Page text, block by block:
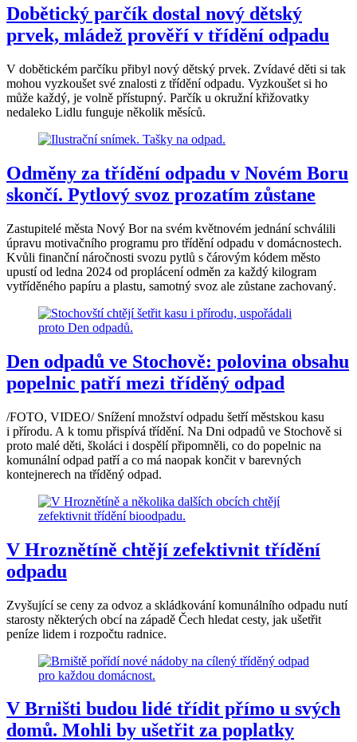
Dobětický parčík dostal nový dětský
prvek, mládež prověří v třídění odpadu
V dobětickém parčíku přibyl nový dětský prvek. Zvídavé děti si tak
mohou vyzkoušet své znalosti z třídění odpadu. Vyzkoušet si ho
může každý, je volně přístupný. Parčík u okružní křižovatky
nedaleko Lidlu funguje několik měsíců.
Odměny za třídění odpadu v Novém Boru
skončí. Pytlový svoz prozatím zůstane
Zastupitelé města Nový Bor na svém květnovém jednání schválili
úpravu motivačního programu pro třídění odpadu v domácnostech.
Kvůli finanční náročnosti svozu pytlů s čárovým kódem město
upustí od ledna 2024 od proplácení odměn za každý kilogram
vytříděného papíru a plastu, samotný svoz ale zůstane zachovaný.
Den odpadů ve Stochově: polovina obsahu
popelnic patří mezi tříděný odpad
/FOTO, VIDEO/ Snížení množství odpadu šetří městskou kasu
i přírodu. A k tomu přispívá třídění. Na Dni odpadů ve Stochově si
proto malé děti, školáci i dospělí připomněli, co do popelnic na
komunální odpad patří a co má naopak končit v barevných
kontejnerech na tříděný odpad.
V Hroznětíně chtějí zefektivnit třídění
odpadu
Zvyšující se ceny za odvoz a skládkování komunálního odpadu nutí
starosty některých obcí na západě Čech hledat cesty, jak ušetřit
peníze lidem i rozpočtu radnice.
V Brništi budou lidé třídit přímo u svých
domů. Mohli by ušetřit za poplatky